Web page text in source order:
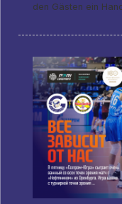
den Gästen ein